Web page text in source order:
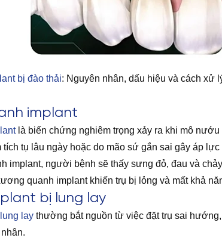
bị đào thải: Nguyên nhân, dấu hiệu và cách xử
implant
là biến chứng nghiêm trọng xảy ra khi mô
tích tụ lâu ngày hoặc do mão sứ gắn sai gây áp
implant, người bệnh sẽ thấy sưng đỏ, đau và
quanh implant khiến trụ bị lỏng và mất khả
bị lung lay
lay thường bắt nguồn từ việc đặt trụ sai